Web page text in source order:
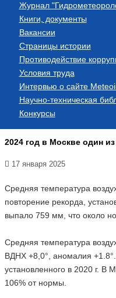
Журнал
Книги, документы
Вакансии
Страницы истории
Противодействие
Условия труда
Интервью о сайте
Научно-техническая
Конкурсы
2024 год в Москве один
17 января 2025
Средняя температура
повторение рекорда,
выпало 759 мм, что около
Средняя температура
ВДНХ +8,0°, аномалия
установленного в 2020 г. В
106% от нормы.